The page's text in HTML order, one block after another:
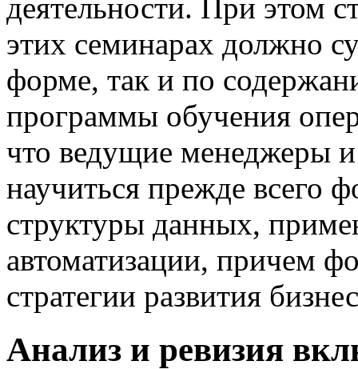
деятельности. При этом
этих семинарах должно
форме, так и по
программы обучения
что ведущие менеджеры
научиться прежде всего
структуры данных,
автоматизации, причем
стратегии развития
Анализ и ревизия